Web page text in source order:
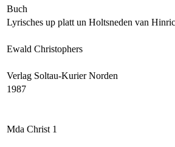
Buch
Lyrisches up platt un Holtsneden van
Ewald Christophers
Verlag Soltau-Kurier Norden
1987
Mda Christ 1